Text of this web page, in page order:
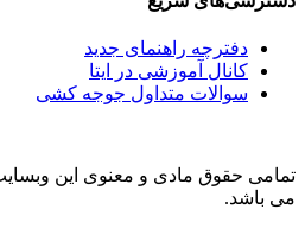
دفترچه راهنمای جدید
کانال آموزشی در ایتا
سوالات متداول جوجه کشی
تمامی حقوق مادی و معنوی این
می باشد.